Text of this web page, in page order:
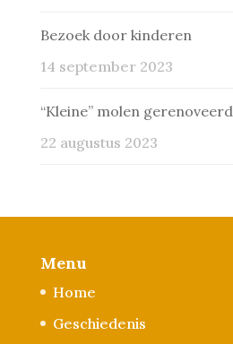
Bezoek door kinderen
14 september 2023
“Kleine” molen gerenoveerd
22 augustus 2023
Menu
Home
Geschiedenis